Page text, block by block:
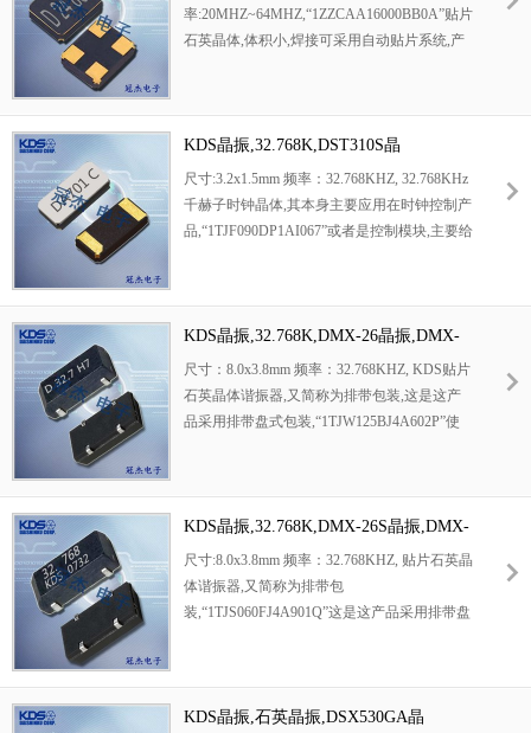
率:20MHZ~64MHZ,“1ZZCAA16000BB0A”贴片
石英晶体,体积小,焊接可采用自动贴片系统,产
薄型优势,耐环境特性,包括耐高温,耐冲击性等,
在移动通信领域得到了广泛的应用,晶振产品本
身可发挥优良的电气特性,满足无铅焊接的高温
回流温度曲线要求.
KDS晶振,32.768K,DST310S晶
振,1TJF090DP1AI067
尺寸:3.2x1.5mm 频率：32.768KHZ, 32.768KHz
千赫子时钟晶体,其本身主要应用在时钟控制产
品,“1TJF090DP1AI067”或者是控制模块,主要给
的贴片晶振表面型音叉式石英晶体谐振器,产品
具有优良的耐热性,耐环境特性,可发挥晶振优
良的电气特性
KDS晶振,32.768K,DMX-26晶振,DMX-
26S晶振,1TJW125BJ4A602P
尺寸：8.0x3.8mm 频率：32.768KHZ, KDS贴片
石英晶体谐振器,又简称为排带包装,这是这产
品采用排带盘式包装,“1TJW125BJ4A602P”使
赫子时钟晶体,其本身主要应用在时钟控制产
品,或者是控制模块,主要给时钟芯片提供一个
基准信号,其主要各项功能还得看应用何种产
品. 本产品具有小型,薄型,轻型的贴片晶振表面
型音叉式石英晶体谐振器,产品具有优良的耐热
KDS晶振,32.768K,DMX-26S晶振,DMX-
26晶振,1TJS060FJ4A901Q
尺寸:8.0x3.8mm 频率：32.768KHZ, 贴片石英晶
体谐振器,又简称为排带包
装,“1TJS060FJ4A901Q”这是这产品采用排带盘
率.32.768KHz千赫子时钟晶体,其本身主要应用
在时钟控制产品,或者是控制模块,主要给时钟
KDS晶振,石英晶振,DSX530GA晶